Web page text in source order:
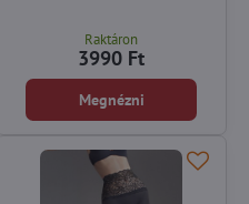
NATTI D11 60 DEN Marilyn - Szín:
Raktáron
3990 Ft
Megnézni